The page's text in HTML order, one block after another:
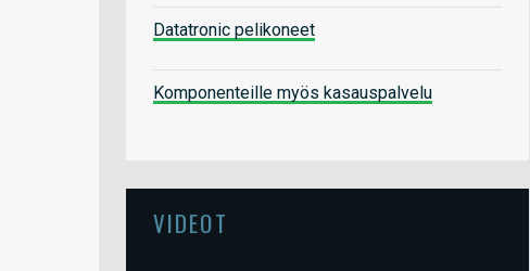
Datatronic pelikoneet
Komponenteille myös kasauspalvelu
VIDEOT